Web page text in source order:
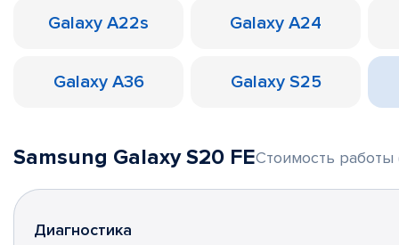
Galaxy A22s Galaxy A24
Galaxy A36 Galaxy S25
Samsung Galaxy S20 FEСтоимость работы
Диагностика